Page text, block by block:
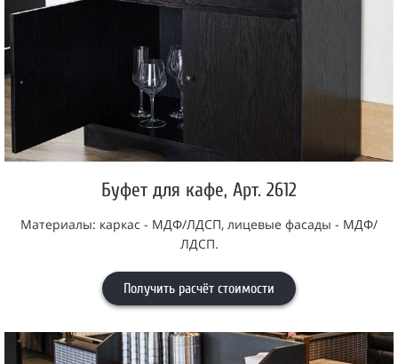
Буфет для кафе, Арт. 2612
Материалы: каркас - МДФ/ЛДСП, лицевые фасады - МДФ/
ЛДСП.
Получить расчёт стоимости